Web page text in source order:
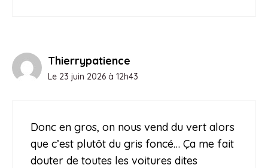
Thierrypatience
Le 23 juin 2026 à 12h43
Donc en gros, on nous vend du vert alors
que c’est plutôt du gris foncé… Ça me fait
douter de toutes les voitures dites